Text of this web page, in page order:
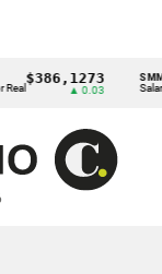
$386,1273
▲ 0.03
SMMLV
Salario